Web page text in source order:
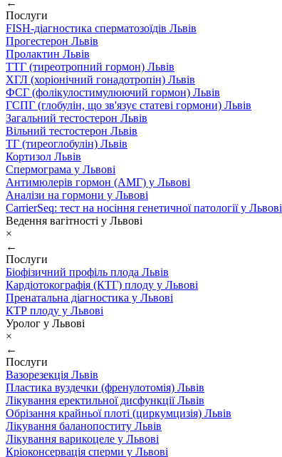
←
Послуги
FISH-діагностика сперматозоїдів Львів
Прогестерон Львів
Пролактин Львів
ТТГ (тиреотропний гормон) Львів
ХГЛ (хоріонічний гонадотропін) Львів
ФСГ (фолікулостимулюючий гормон) Львів
ГСПГ (глобулін, що зв'язує статеві гормони) Львів
Загальний тестостерон Львів
Вільний тестостерон Львів
ТГ (тиреоглобулін) Львів
Кортизол Львів
Спермограма у Львові
Антимюлерів гормон (АМГ) у Львові
Аналізи на гормони у Львові
CarrierSeq: тест на носіння генетичної патології у Львові
Ведення вагітності у Львові
×
←
Послуги
Біофізичний профіль плода Львів
Кардіотокографія (КТГ) плоду у Львові
Пренатальна діагностика у Львові
КТР плоду у Львові
Уролог у Львові
×
←
Послуги
Вазорезекція Львів
Пластика вуздечки (френулотомія) Львів
Лікування еректильної дисфункції Львів
Обрізання крайньої плоті (циркумцизія) Львів
Лікування баланопоститу Львів
Лікування варикоцеле у Львові
Кріоконсервація сперми у Львові